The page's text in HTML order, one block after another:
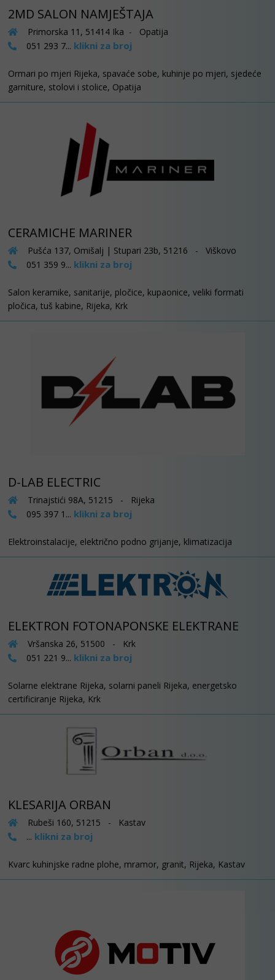
2MD SALON NAMJEŠTAJA
Primorska 11, 51414 Ika - Opatija
051 293 7... klikni za broj
Ormari po mjeri Rijeka, spavaće sobe, kuhinje po mjeri, sjedeće
garniture, stolovi i stolice, Opatija
CERAMICHE MARINER
Pušća 137, Omišalj | Stupari 23b, 51216 - Viškovo
051 359 9... klikni za broj
Salon keramike, sanitarije, pločice, kupaonice, veliki formati
pločica, tuš kabine, Rijeka, Krk
D-LAB ELECTRIC
Trinajstići 98A, 51215 - Rijeka
095 397 1... klikni za broj
Elektroinstalacije, električno podno grijanje, klimatizacija
ELEKTRON FOTONAPONSKE ELEKTRANE
Vršanska 26, 51500 - Krk
051 221 9... klikni za broj
Solarne elektrane Rijeka, solarni paneli Rijeka, energetsko
certificiranje Rijeka, Krk
KLESARIJA ORBAN
Rubeši 160, 51215 - Kastav
... klikni za broj
Kvarc kuhinjske radne plohe, mramor, granit, Rijeka, Kastav